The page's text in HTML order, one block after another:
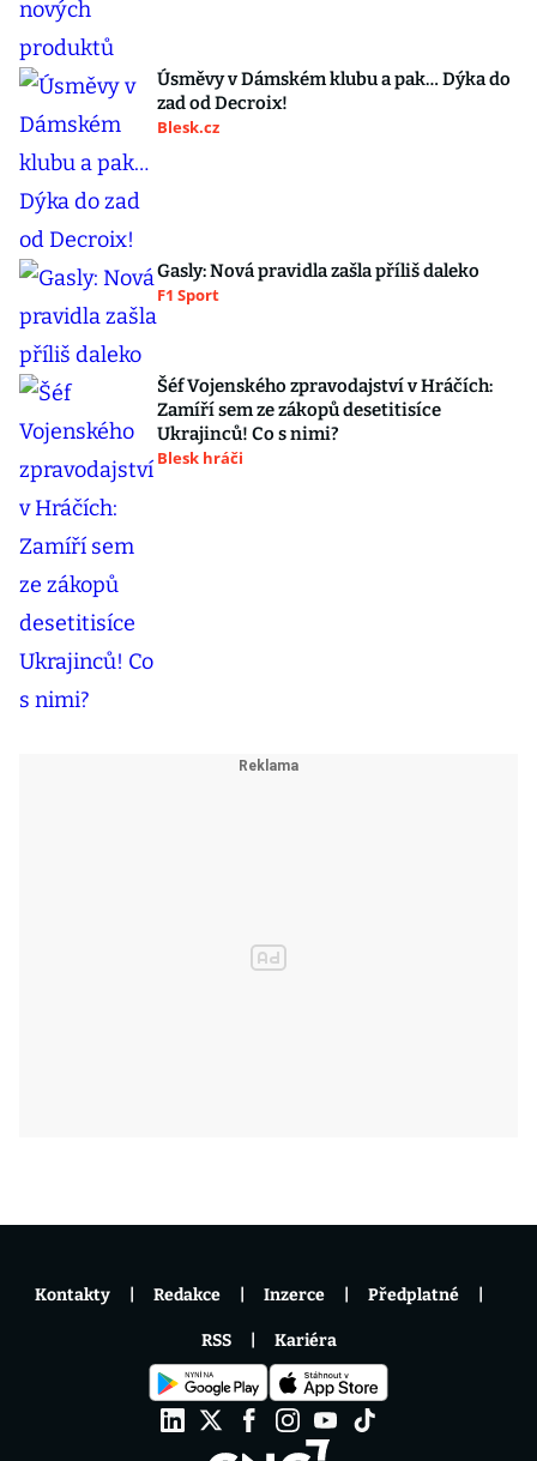
Úsměvy v Dámském klubu a pak… Dýka do
zad od Decroix!
Blesk.cz
Gasly: Nová pravidla zašla příliš daleko
F1 Sport
Šéf Vojenského zpravodajství v Hráčích:
Zamíří sem ze zákopů desetitisíce
Ukrajinců! Co s nimi?
Blesk hráči
Kontakty Redakce Inzerce Předplatné
RSS Kariéra